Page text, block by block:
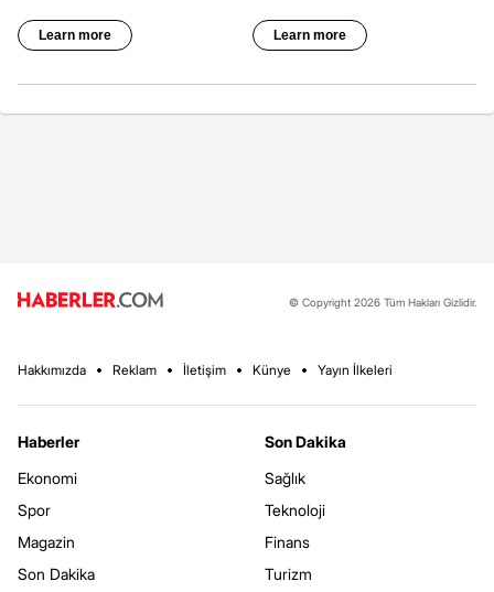
© Copyright 2026 Tüm Hakları Gizlidir.
Hakkımızda Reklam İletişim Künye Yayın İlkeleri
Haberler
Ekonomi
Spor
Magazin
Son Dakika
Son Dakika
Sağlık
Teknoloji
Finans
Turizm